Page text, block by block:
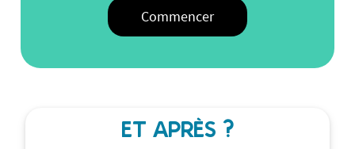
Commencer
ET APRÈS ?